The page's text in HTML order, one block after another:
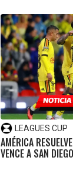
LEAGUES CUP
AMÉRICA
VENCE A SAN